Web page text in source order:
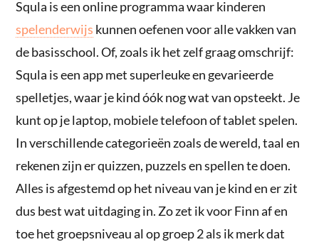
Squla is een online programma waar kinderen
spelenderwijs kunnen oefenen voor alle vakken van
de basisschool. Of, zoals ik het zelf graag omschrijf:
Squla is een app met superleuke en gevarieerde
spelletjes, waar je kind óók nog wat van opsteekt. Je
kunt op je laptop, mobiele telefoon of tablet spelen.
In verschillende categorieën zoals de wereld, taal en
rekenen zijn er quizzen, puzzels en spellen te doen.
Alles is afgestemd op het niveau van je kind en er zit
dus best wat uitdaging in. Zo zet ik voor Finn af en
toe het groepsniveau al op groep 2 als ik merk dat